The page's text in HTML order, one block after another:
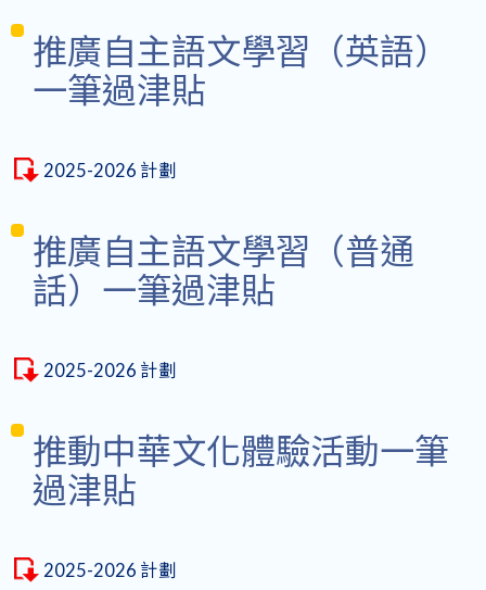
推廣自主語文學習（英語）
一筆過津貼
2025-2026 計劃
推廣自主語文學習（普通
話）一筆過津貼
2025-2026 計劃
推動中華文化體驗活動一筆
過津貼
2025-2026 計劃